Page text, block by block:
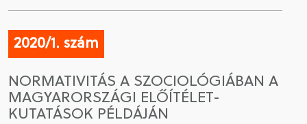
2020/1. szám
NORMATIVITÁS A SZOCIOLÓGIÁBAN A
MAGYARORSZÁGI ELŐÍTÉLET-
KUTATÁSOK PÉLDÁJÁN